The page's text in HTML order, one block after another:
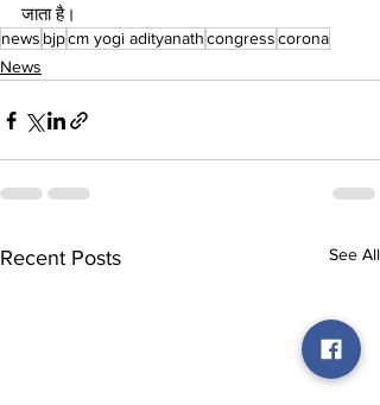
जाता है।
news bjpcm yogi adityanathcongresscorona
News
Recent Posts See All